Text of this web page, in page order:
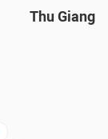
Thu Giang